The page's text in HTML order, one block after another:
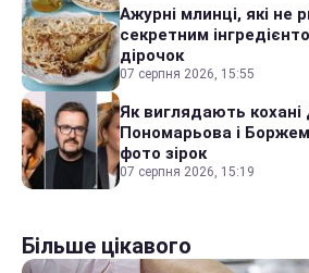
Ажурні млинці, які не
секретним
дірочок
07 серпня 2026, 15:55
Як виглядають
Пономарьова і
фото зірок
07 серпня 2026, 15:19
Більше цікавого